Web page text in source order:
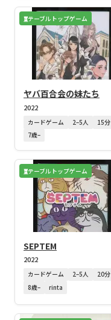
テーブルトップゲーム
ヤバ百合会の妹たち
2022
カードゲーム 2–5人
15分
7歳–
テーブルトップゲーム
SEPTEM
2022
カードゲーム 2–5人
20分
8歳–
rinta